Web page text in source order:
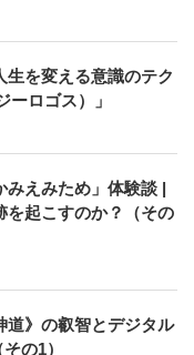
生を変える意識のテク
ーロゴス）」
みえみため」体験談 |
を起こすのか？（その
道》の叡智とデジタル
の1）